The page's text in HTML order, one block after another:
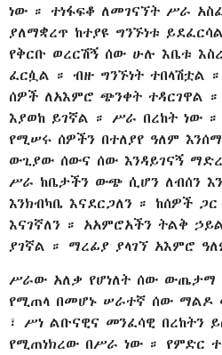
ነው ። ተነፋፍቆ ለመገናኘት ሥራ
ያለማቋረጥ ከተያዩ ግንኙነቱ
የቅርቡ ወረርሽኝ ሰው ሁሉ እቤቱ
ፈርሷል ። ብዙ ግንኙነት ተበላሽቷል
ሰዎች ለአእምሮ ጭንቀት ተዳርገዋል
እያወከ ይገኛል ። ሥራ በረከት ነው
የሚሠሩ ሰዎችን በተለያየ ዓለም
ውጊያው ሰውና ሰው እንዳይገናኝ
ሥራ ከቤታችን ውጭ ሲሆን ለብሰን
እንክብካቤ እናደርጋለን ። ከሰዎች
እናገኛለን ። አአምሮአችን ትልቅ
ያገኛል ። ማረፊያ ያላገኘ አእምሮ
ሥራው አለቃ የሆነለት ሰው ውጤታማ
የሚጠላ በመሆኑ ሠራተኛ ሰው ማልዶ
፣ ሥነ ልቡናዊና መንፈሳዊ በረከትን
የሚጠነክረው በሥራ ነው ። የምድር